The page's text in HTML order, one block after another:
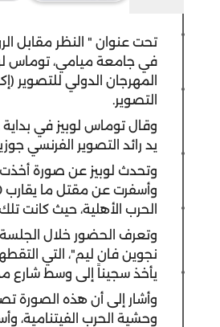
تحت عنوان " النظر مقابل
في جامعة ميامي، توماس
المهرجان الدولي
التصوير.
يد رائد التصوير الفرنسي
وتحدث لوبيز عن صورة أخذت
الحرب الأهلية، حيث كانت
وتعرف الحضور خلال
نجوين فان ليم"، التي
يأخذ سجيناً إلى وسط شارع
وأشار إلى أن هذه الصورة
وحشية الحرب الفيتنامية،